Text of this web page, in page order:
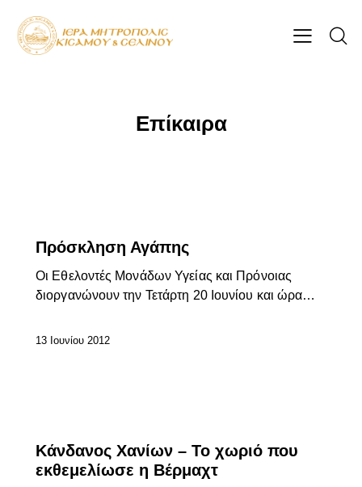
Επίκαιρα
Πρόσκληση Αγάπης
Οι Εθελοντές Μονάδων Υγείας και Πρόνοιας
διοργανώνουν την Τετάρτη 20 Ιουνίου και ώρα…
13 Ιουνίου 2012
Κάνδανος Χανίων – Το χωριό που
εκθεμελίωσε η Βέρμαχτ